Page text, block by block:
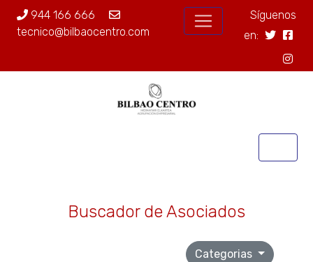
944 166 666
tecnico@bilbaocentro.com
Síguenos
en:
Buscador de Asociados
Categorias